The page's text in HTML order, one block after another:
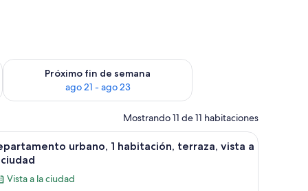
semana ago 14 - ago 16
Próximo fin de semana
ago 21 - ago 23
Consulta la disponibilidad para el próximo fin de semana
Mostrando 11 de 11 habitaciones
zona de comedor y kitchenette.Una cama con colcha azul y blanca, dos
11
urbano, 1 habitación, terraza, vista a
Vista a la ciudad